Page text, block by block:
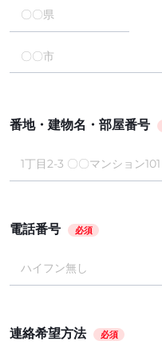
番地・建物名・部屋番号
電話番号 必須
連絡希望方法 必須